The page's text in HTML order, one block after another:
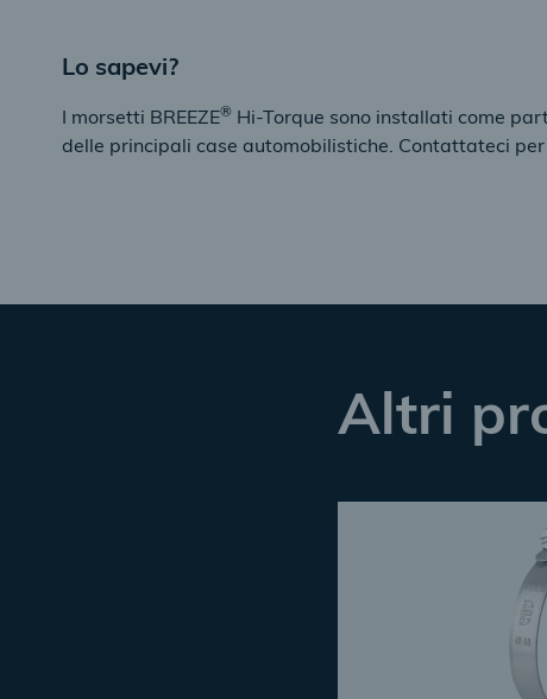
Lo sapevi?
I morsetti BREEZE® Hi-Torque sono installati come
delle principali case automobilistiche. Contattateci
Altri